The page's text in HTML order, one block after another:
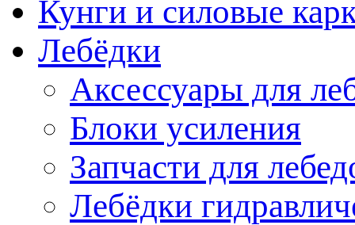
Кунги и силовые
Лебёдки
Аксессуары для
Блоки усиления
Запчасти для
Лебёдки